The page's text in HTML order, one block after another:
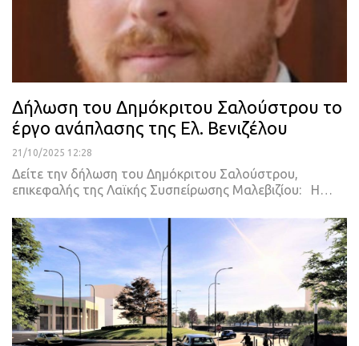
Δήλωση του Δημόκριτου Σαλούστρου το
έργο ανάπλασης της Ελ. Βενιζέλου
21/10/2025 12:28
Δείτε την δήλωση του Δημόκριτου Σαλούστρου,
επικεφαλής της Λαϊκής Συσπείρωσης Μαλεβιζίου: Η…